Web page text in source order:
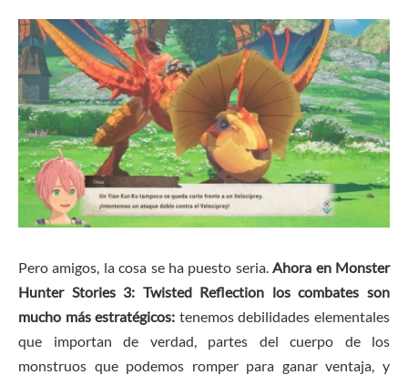
Pero amigos, la cosa se ha puesto seria.Ahora en Monster
Hunter Stories 3: Twisted Reflection los combates son
mucho más estratégicos: tenemos debilidades elementales
que importan de verdad, partes del cuerpo de los
monstruos que podemos romper para ganar ventaja, y